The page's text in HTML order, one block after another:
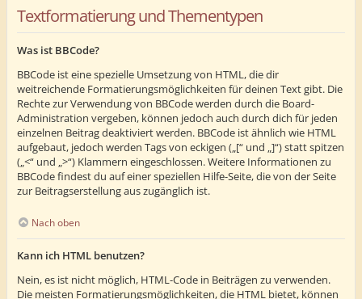
Textformatierung und Thementypen
Was ist BBCode?
BBCode ist eine spezielle Umsetzung von HTML, die dir
weitreichende Formatierungsmöglichkeiten für deinen Text gibt. Die
Rechte zur Verwendung von BBCode werden durch die Board-
Administration vergeben, können jedoch auch durch dich für jeden
einzelnen Beitrag deaktiviert werden. BBCode ist ähnlich wie HTML
aufgebaut, jedoch werden Tags von eckigen („[“ und „]“) statt spitzen
(„<“ und „>“) Klammern eingeschlossen. Weitere Informationen zu
BBCode findest du auf einer speziellen Hilfe-Seite, die von der Seite
zur Beitragserstellung aus zugänglich ist.
Nach oben
Kann ich HTML benutzen?
Nein, es ist nicht möglich, HTML-Code in Beiträgen zu verwenden.
Die meisten Formatierungsmöglichkeiten, die HTML bietet, können